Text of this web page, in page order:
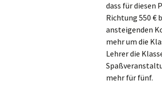
dass für diesen
Richtung 550 €
ansteigenden
mehr um die
Lehrer die
mehr für fünf.